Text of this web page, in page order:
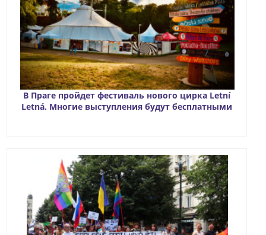
В Праге пройдет фестиваль нового цирка Letní
Letná. Многие выступления будут бесплатными